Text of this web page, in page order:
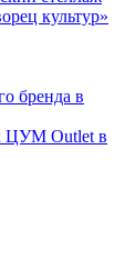
культур»
бренда в
ЦУМ Outlet в